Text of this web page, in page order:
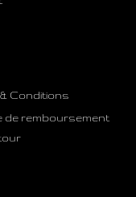
Conditions
de remboursement